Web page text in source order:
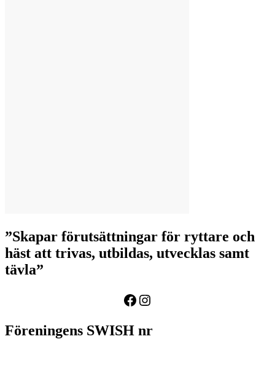
”Skapar förutsättningar för ryttare och
häst att trivas, utbildas, utvecklas samt
tävla”
Facebook
Instagram
Föreningens SWISH nr